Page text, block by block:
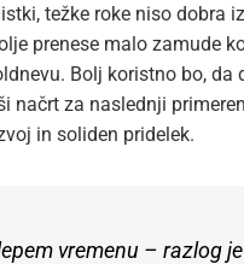
težke roke niso dobra
prenese malo zamude
Bolj koristno bo,
načrt za naslednji
in soliden pridelek.
vremenu – razlog